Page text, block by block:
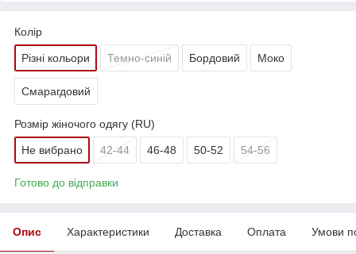
Колір
Різні кольори Темно-синій Бордовий Моко
Смарагдовий
Розмір жіночого одягу (RU)
Не вибрано 42-44 46-48 50-52 54-56
Готово до відправки
Опис Характеристики Доставка Оплата Умови